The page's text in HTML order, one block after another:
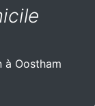
à Oostham